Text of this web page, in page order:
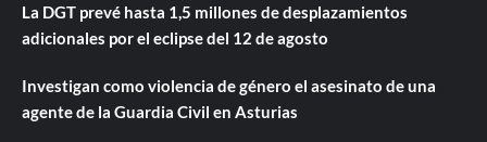
La DGT prevé hasta 1,5 millones de desplazamientos
adicionales por el eclipse del 12 de agosto
Investigan como violencia de género el asesinato de una
agente de la Guardia Civil en Asturias